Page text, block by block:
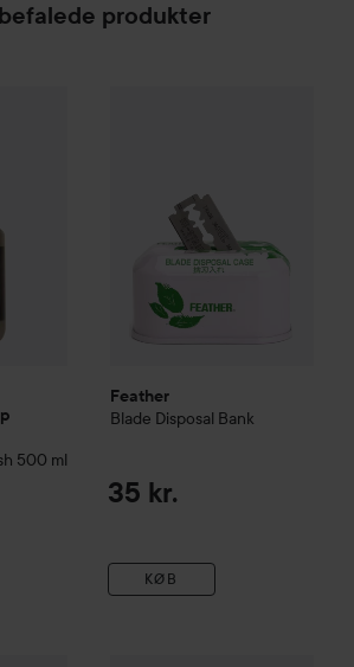
produkter
500 ml
Feather
Blade Disposal Bank
35 kr.
KØB